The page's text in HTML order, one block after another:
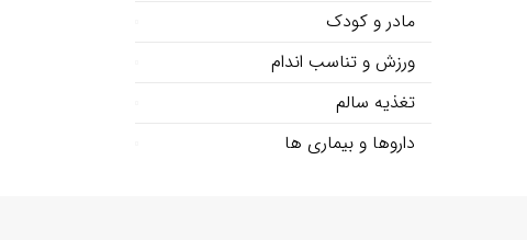
مادر و کودک
ورزش و تناسب اندام
تغذیه سالم
داروها و بیماری ها